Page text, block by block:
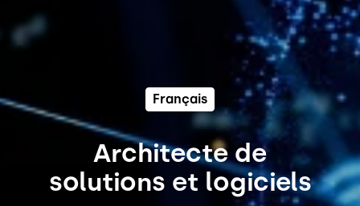
Français
Architecte de
solutions et logiciels